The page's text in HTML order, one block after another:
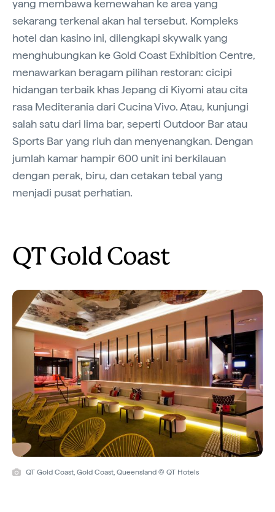
yang membawa kemewahan ke area yang
sekarang terkenal akan hal tersebut. Kompleks
hotel dan kasino ini, dilengkapi skywalk yang
menghubungkan ke Gold Coast Exhibition Centre,
menawarkan beragam pilihan restoran: cicipi
hidangan terbaik khas Jepang di Kiyomi atau cita
rasa Mediterania dari Cucina Vivo. Atau, kunjungi
salah satu dari lima bar, seperti Outdoor Bar atau
Sports Bar yang riuh dan menyenangkan. Dengan
jumlah kamar hampir 600 unit ini berkilauan
dengan perak, biru, dan cetakan tebal yang
menjadi pusat perhatian.
QT Gold Coast
QT Gold Coast, Gold Coast, Queensland © QT Hotels